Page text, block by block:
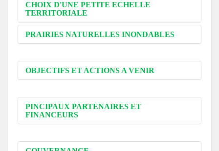
CHOIX D'UNE PETITE ECHELLE
TERRITORIALE
PRAIRIES NATURELLES INONDABLES
OBJECTIFS ET ACTIONS A VENIR
PINCIPAUX PARTENAIRES ET
FINANCEURS